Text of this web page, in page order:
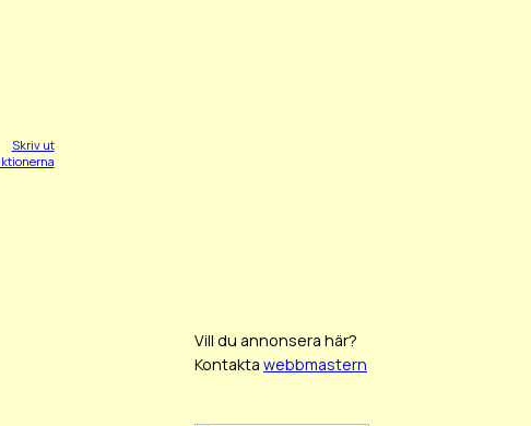
Skriv ut
Vill du annonsera här?
Kontakta webbmastern